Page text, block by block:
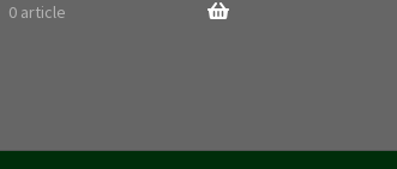
0 article